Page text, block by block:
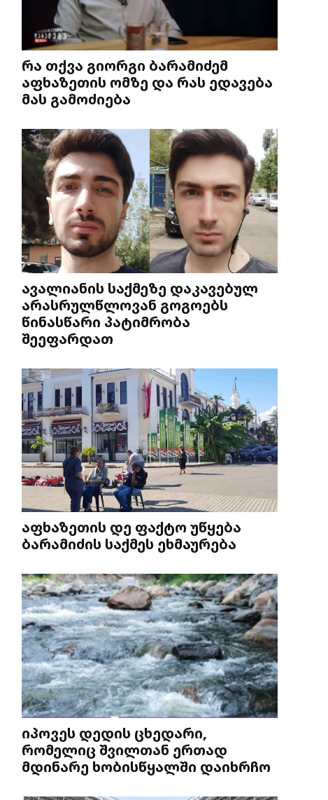
რა თქვა გიორგი ბარამიძემ
აფხაზეთის ომზე და რას ედავება
მას გამოძიება
ავალიანის საქმეზე დაკავებულ
არასრულწლოვან გოგოებს
წინასწარი პატიმრობა
შეეფარდათ
აფხაზეთის დე ფაქტო უწყება
ბარამიძის საქმეს ეხმაურება
იპოვეს დედის ცხედარი,
რომელიც შვილთან ერთად
მდინარე ხობისწყალში დაიხრჩო